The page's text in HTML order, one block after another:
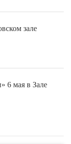
зале
6 мая в Зале